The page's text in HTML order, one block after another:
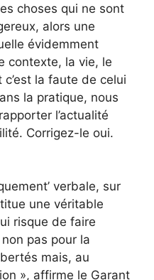
choses qui ne sont
alors une
évidemment
contexte, la vie, le
la faute de celui
la pratique, nous
l’actualité
Corrigez-le oui.
verbale, sur
une véritable
risque de faire
non pas pour la
mais, au
», affirme le Garant